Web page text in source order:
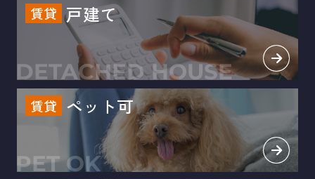
賃貸 戸建て
DETACHED HOUSE
賃貸 ペット可
PET OK